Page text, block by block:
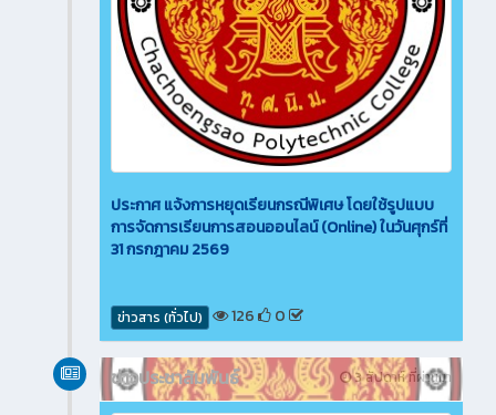
ประกาศ แจ้งการหยุดเรียนกรณีพิเศษ โดยใช้รูปแบบ
การจัดการเรียนการสอนออนไลน์ (Online) ในวันศุกร์ที่
31 กรกฎาคม 2569
ข่าวสาร (ทั่วไป) 126 0
3 สัปดาห์ ที่ผ่านมา
ข่าวประชาสัมพันธ์